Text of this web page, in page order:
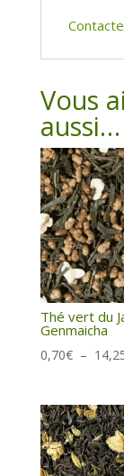
Vous
aussi…
Thé vert du
Genmaicha
0,70€ –